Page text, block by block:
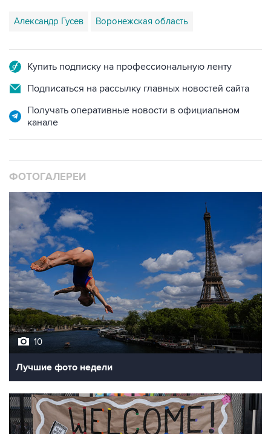
Александр Гусев Воронежская область
Купить подписку на профессиональную ленту
Подписаться на рассылку главных новостей сайта
Получать оперативные новости в официальном
канале
ФОТОГАЛЕРЕИ
10
Лучшие фото недели